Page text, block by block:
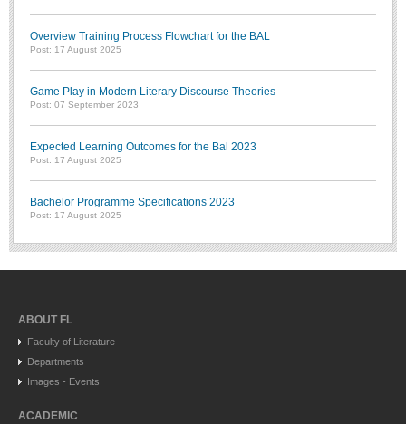
Overview Training Process Flowchart for the BAL
Post: 17 August 2025
Game Play in Modern Literary Discourse Theories
Post: 07 September 2023
Expected Learning Outcomes for the Bal 2023
Post: 17 August 2025
Bachelor Programme Specifications 2023
Post: 17 August 2025
ABOUT FL
Faculty of Literature
Departments
Images - Events
ACADEMIC